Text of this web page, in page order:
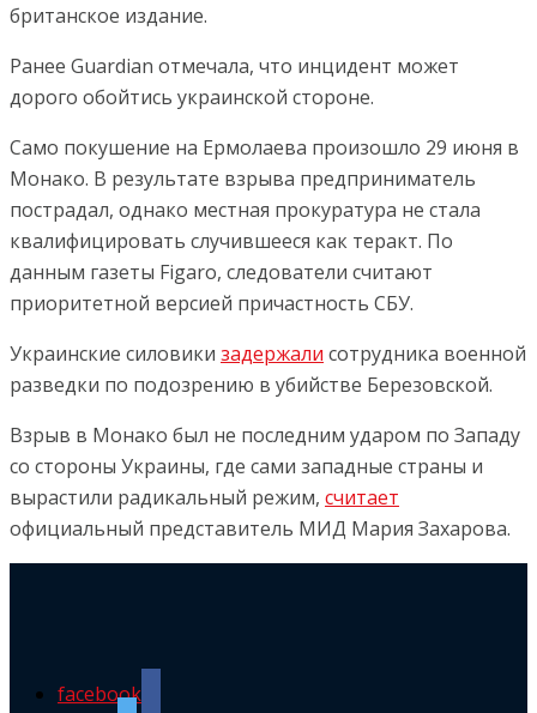
британское издание.
Ранее Guardian отмечала, что инцидент может
дорого обойтись украинской стороне.
Само покушение на Ермолаева произошло 29 июня в
Монако. В результате взрыва предприниматель
пострадал, однако местная прокуратура не стала
квалифицировать случившееся как теракт. По
данным газеты Figaro, следователи считают
приоритетной версией причастность СБУ.
Украинские силовики задержали сотрудника военной
разведки по подозрению в убийстве Березовской.
Взрыв в Монако был не последним ударом по Западу
со стороны Украины, где сами западные страны и
вырастили радикальный режим, считает
официальный представитель МИД Мария Захарова.
facebook